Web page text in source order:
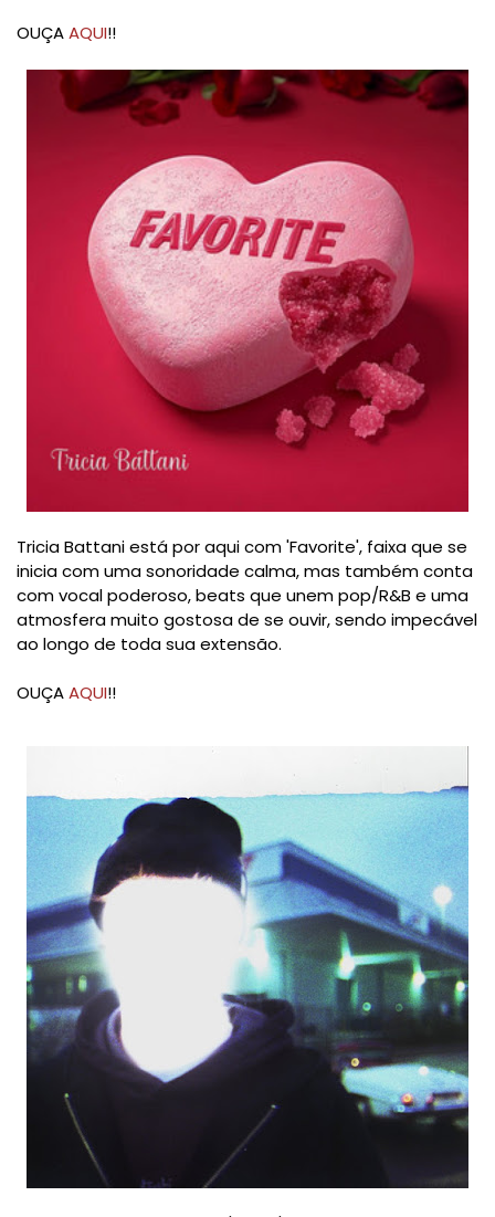
OUÇAAQUI!!
Tricia Battani está por aqui com 'Favorite', faixa que se
inicia com uma sonoridade calma, mas também conta
com vocal poderoso, beats que unem pop/R&B e uma
atmosfera muito gostosa de se ouvir, sendo impecável
ao longo de toda sua extensão.
OUÇAAQUI!!